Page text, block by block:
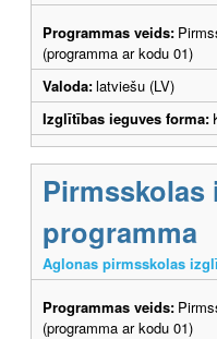
Programmas veids:
(programma ar kodu 01)
Valoda:latviešu (LV)
Izglītības ieguves forma:
programma
Aglonas pirmsskolas
Programmas veids:
(programma ar kodu 01)